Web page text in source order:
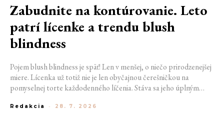
Zabudnite na kontúrovanie. Leto
patrí lícenke a trendu blush
blindness
Pojem blush blindness je späť! Len v menšej, o niečo prirodzenejšej
miere. Lícenka už totiž nie je len obyčajnou čerešničkou na
pomyselnej torte každodenného líčenia. Stáva sa jeho úplným
sviežosť, ktorú žiadny iný produkt napodobniť nedokáže. Termín
Redakcia - 28. 7. 2026